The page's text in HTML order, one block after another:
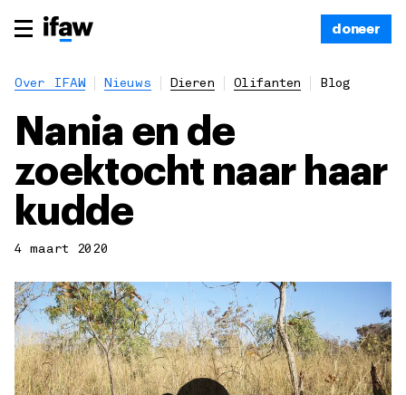
doneer
Over IFAW Nieuws Dieren Olifanten Blog
Nania en de
zoektocht naar haar
kudde
4 maart 2020